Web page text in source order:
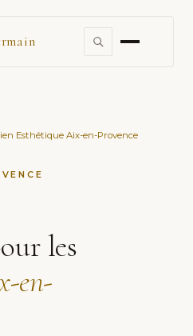
Esthétique Aix-en-Provence
les
en-